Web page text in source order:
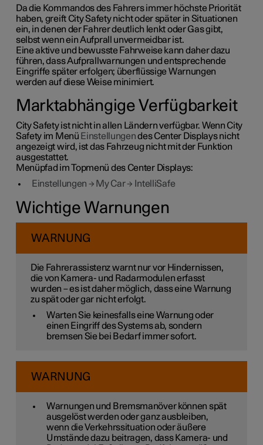
Da die Kommandos des Fahrers immer höchste Priorität
haben, greift City Safety nicht oder später in Situationen
ein, in denen der Fahrer deutlich lenkt oder Gas gibt,
selbst wenn ein Aufprall unvermeidbar ist.
Eine aktive und bewusste Fahrweise kann daher dazu
führen, dass Aufprallwarnungen und entsprechende
Eingriffe später erfolgen; überflüssige Warnungen
werden auf diese Weise minimiert.
Marktabhängige Verfügbarkeit
City Safety ist nicht in allen Ländern verfügbar. Wenn City
Safety im Menü Einstellungendes Center Displays nicht
angezeigt wird, ist das Fahrzeug nicht mit der Funktion
ausgestattet.
Menüpfad im Topmenü des Center Displays:
Einstellungen → My Car→ IntelliSafe
Wichtige Warnungen
WARNUNG
Die Fahrerassistenz warnt nur vor Hindernissen,
die von Kamera- und Radarmodulen erfasst
wurden – es ist daher möglich, dass eine Warnung
zu spät oder gar nicht erfolgt.
Warten Sie keinesfalls eine Warnung oder
einen Eingriff des Systems ab, sondern
bremsen Sie bei Bedarf immer sofort.
WARNUNG
Warnungen und Bremsmanöver können spät
ausgelöst werden oder ganz ausbleiben,
wenn die Verkehrssituation oder äußere
Umstände dazu beitragen, dass Kamera- und